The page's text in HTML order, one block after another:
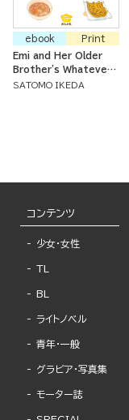
ebook
Print
Emi and Her Older
Brother's Whatever-
We-Have Recipes
SATOMO IKEDA
コンテンツ
少女・女性
TL
BL
ライトノベル
青年・一般
グラビア・写真集
モーター誌